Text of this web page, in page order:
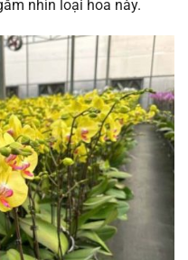
nhìn loại hoa này.